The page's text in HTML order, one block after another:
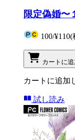
限定偽婚〜
100/¥110(
カートに追
カートに追加
試し読み